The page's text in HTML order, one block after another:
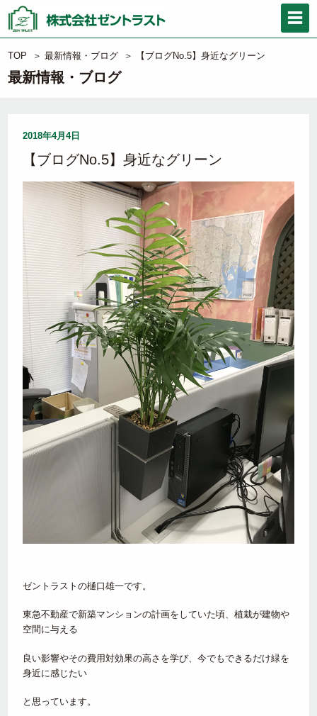
TOP ＞ 最新情報・ブログ ＞ 【ブログNo.5】身近なグリーン
最新情報・ブログ
2018年4月4日
【ブログNo.5】身近なグリーン
ゼントラストの樋口雄一です。
東急不動産で新築マンションの計画をしていた頃、植栽が建物や
空間に与える
良い影響やその費用対効果の高さを学び、今でもできるだけ緑を
身近に感じたい
と思っています。